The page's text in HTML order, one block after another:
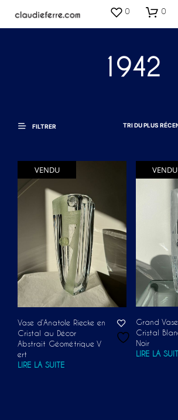
0 0
1942
FILTRER TRI DU PLUS
VENDU
Vase d’Anatole Riecke en
Cristal au Décor
Abstrait Géométrique V
ert
LIRE LA SUITE
VENDU
Grand
Cristal
Noir
LIRE LA